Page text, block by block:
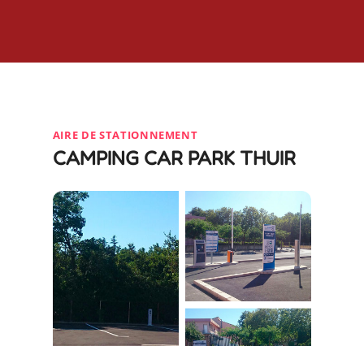
AIRE DE STATIONNEMENT
CAMPING CAR PARK THUIR